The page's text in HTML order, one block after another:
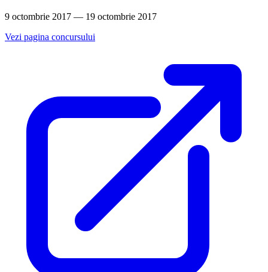
9 octombrie 2017 — 19 octombrie 2017
Vezi pagina concursului